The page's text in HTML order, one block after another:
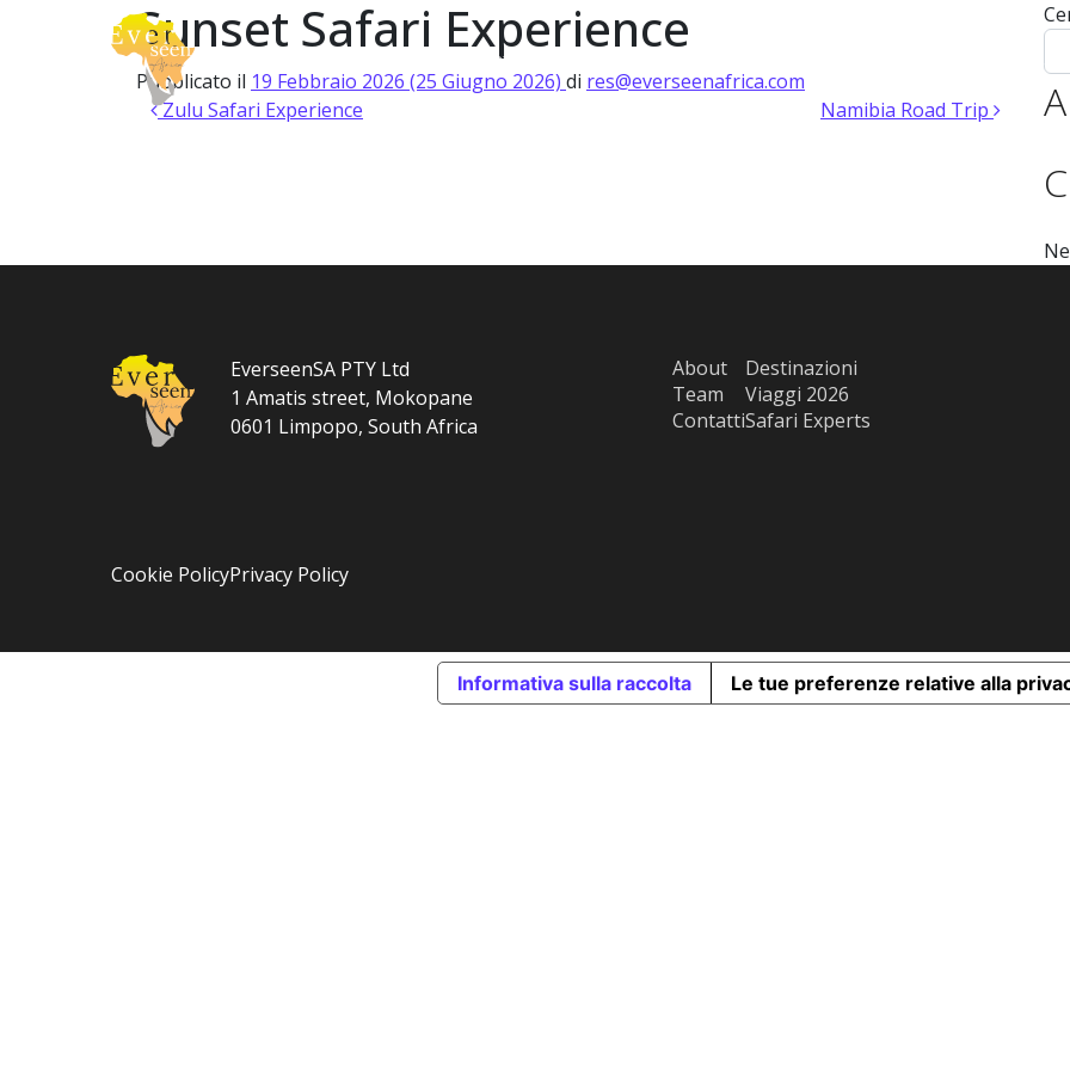
Vai al contenuto
Navigazione principale Safari Expert
Sunset Safari Experience
Pubblicato il 19 Febbraio 2026 (25 Giugno 2026) di res@everseenafrica.com
Navigazione articoli
Zulu Safari Experience Namibia Road Trip
EverseenSA PTY Ltd
1 Amatis street, Mokopane
0601 Limpopo, South Africa
About
Team
Contatti
Destinazioni
Viaggi 2026
Safari Experts
Cookie PolicyPrivacy Policy
Informativa sulla raccolta Le tue preferenze relative alla